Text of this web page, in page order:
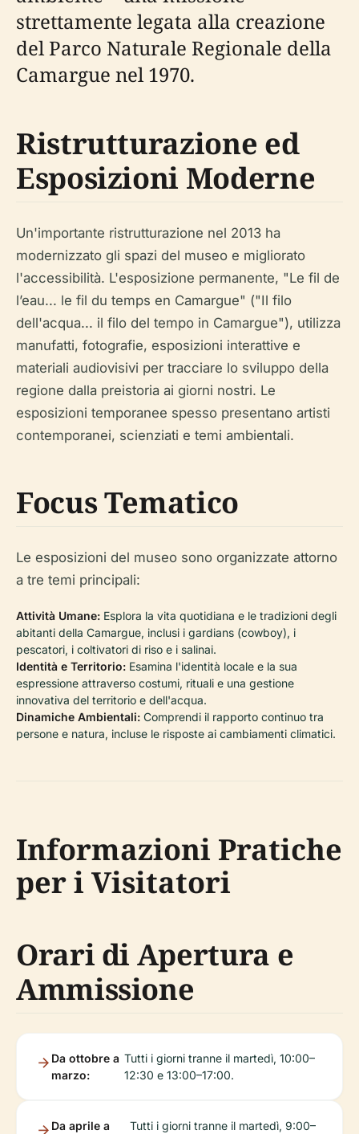
strettamente legata alla creazione
del Parco Naturale Regionale della
Camargue nel 1970.
Ristrutturazione ed
Esposizioni Moderne
Un'importante ristrutturazione nel 2013 ha
modernizzato gli spazi del museo e migliorato
l'accessibilità. L'esposizione permanente, "Le fil de
l’eau... le fil du temps en Camargue" ("Il filo
dell'acqua... il filo del tempo in Camargue"), utilizza
manufatti, fotografie, esposizioni interattive e
materiali audiovisivi per tracciare lo sviluppo della
regione dalla preistoria ai giorni nostri. Le
esposizioni temporanee spesso presentano artisti
contemporanei, scienziati e temi ambientali.
Focus Tematico
Le esposizioni del museo sono organizzate attorno
a tre temi principali:
Attività Umane: Esplora la vita quotidiana e le tradizioni degli
abitanti della Camargue, inclusi i gardians (cowboy), i
pescatori, i coltivatori di riso e i salinai.
Identità e Territorio: Esamina l'identità locale e la sua
espressione attraverso costumi, rituali e una gestione
innovativa del territorio e dell'acqua.
Dinamiche Ambientali: Comprendi il rapporto continuo tra
persone e natura, incluse le risposte ai cambiamenti climatici.
Informazioni Pratiche
per i Visitatori
Orari di Apertura e
Ammissione
Da ottobre a
marzo:
Tutti i giorni tranne il martedì, 10:00–
12:30 e 13:00–17:00.
Da aprile a
Tutti i giorni tranne il martedì, 9:00–